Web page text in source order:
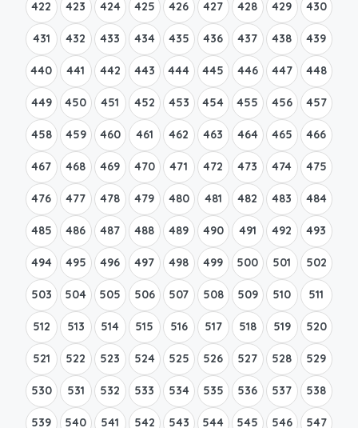
422 423 424 425 426 427 428 429 430
431 432 433 434 435 436 437 438 439
440 441 442 443 444 445 446 447 448
449 450 451 452 453 454 455 456 457
458 459 460 461 462 463 464 465 466
467 468 469 470 471 472 473 474 475
476 477 478 479 480 481 482 483 484
485 486 487 488 489 490 491 492 493
494 495 496 497 498 499 500 501 502
503 504 505 506 507 508 509 510 511
512 513 514 515 516 517 518 519 520
521 522 523 524 525 526 527 528 529
530 531 532 533 534 535 536 537 538
539 540 541 542 543 544 545 546 547